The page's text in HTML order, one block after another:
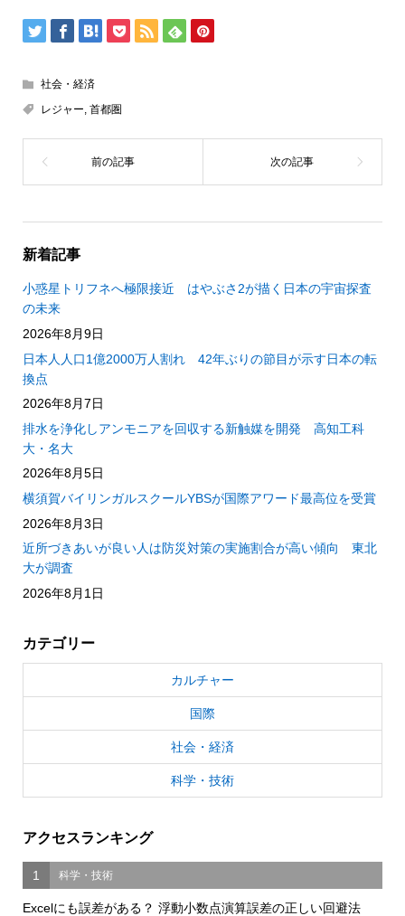
社会・経済
レジャー, 首都圏
新着記事
小惑星トリフネへ極限接近 はやぶさ2が描く日本の宇宙探査
の未来
2026年8月9日
日本人人口1億2000万人割れ 42年ぶりの節目が示す日本の転
換点
2026年8月7日
排水を浄化しアンモニアを回収する新触媒を開発 高知工科
大・名大
2026年8月5日
横須賀バイリンガルスクールYBSが国際アワード最高位を受賞
2026年8月3日
近所づきあいが良い人は防災対策の実施割合が高い傾向 東北
大が調査
2026年8月1日
カテゴリー
カルチャー
国際
社会・経済
科学・技術
アクセスランキング
1 科学・技術
Excelにも誤差がある？ 浮動小数点演算誤差の正しい回避法